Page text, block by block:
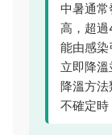
中暑通
高，超
能由感
立即降
降溫方法
不確定時